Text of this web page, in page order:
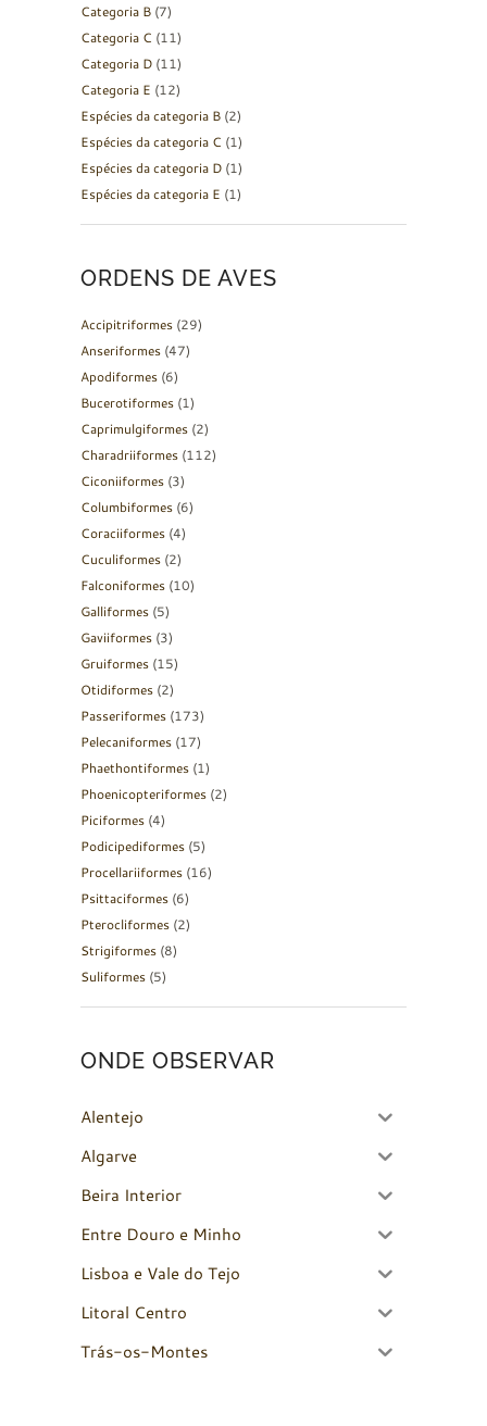
Categoria B (7)
Categoria C (11)
Categoria D (11)
Categoria E (12)
Espécies da categoria B (2)
Espécies da categoria C (1)
Espécies da categoria D (1)
Espécies da categoria E (1)
ORDENS DE AVES
Accipitriformes (29)
Anseriformes (47)
Apodiformes (6)
Bucerotiformes (1)
Caprimulgiformes (2)
Charadriiformes (112)
Ciconiiformes (3)
Columbiformes (6)
Coraciiformes (4)
Cuculiformes (2)
Falconiformes (10)
Galliformes (5)
Gaviiformes (3)
Gruiformes (15)
Otidiformes (2)
Passeriformes (173)
Pelecaniformes (17)
Phaethontiformes (1)
Phoenicopteriformes (2)
Piciformes (4)
Podicipediformes (5)
Procellariiformes (16)
Psittaciformes (6)
Pterocliformes (2)
Strigiformes (8)
Suliformes (5)
ONDE OBSERVAR
Alentejo
Algarve
Beira Interior
Entre Douro e Minho
Lisboa e Vale do Tejo
Litoral Centro
Trás-os-Montes